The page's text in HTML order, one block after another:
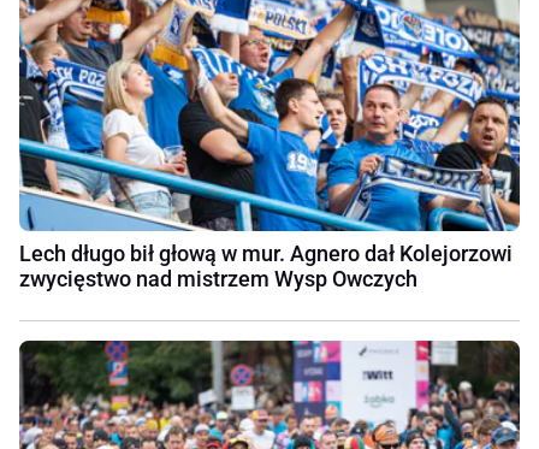
Lech długo bił głową w mur. Agnero dał Kolejorzowi
zwycięstwo nad mistrzem Wysp Owczych